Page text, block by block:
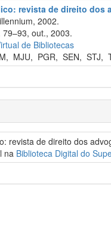
revista de direito dos
2002.
out., 2003.
de Bibliotecas
, MJU, PGR,SEN,STJ,
revista de direito dos
na Biblioteca Digital do